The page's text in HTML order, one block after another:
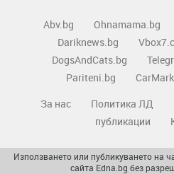
Abv.bg Ohnamama.bg
Dariknews.bg
DogsAndCats.bg
Pariteni.bg
За нас
Политика ЛД
публикации
Използването или публикуването на
сайта Edna.bg без